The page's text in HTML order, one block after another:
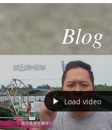
Blog
Load video